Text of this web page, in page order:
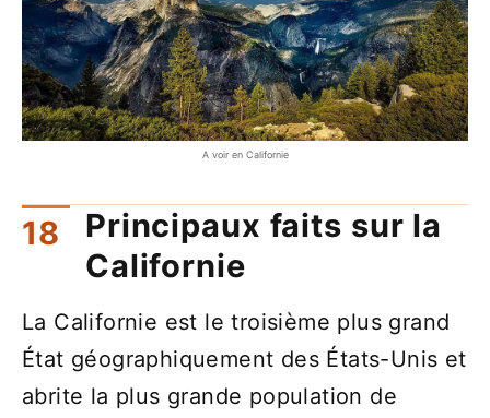
A voir en Californie
Principaux faits sur la
Californie
La Californie est le troisième plus grand
État géographiquement des États-Unis et
abrite la plus grande population de